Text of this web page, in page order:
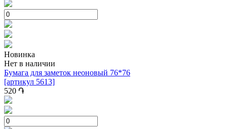
Новинка
Нет в наличии
Бумага для заметок неоновый 76*76
[артикул 5613]
520 ֏